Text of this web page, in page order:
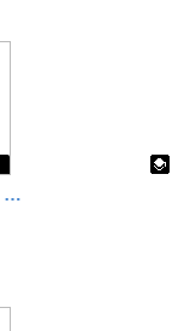
profesorado admitido proceso selección